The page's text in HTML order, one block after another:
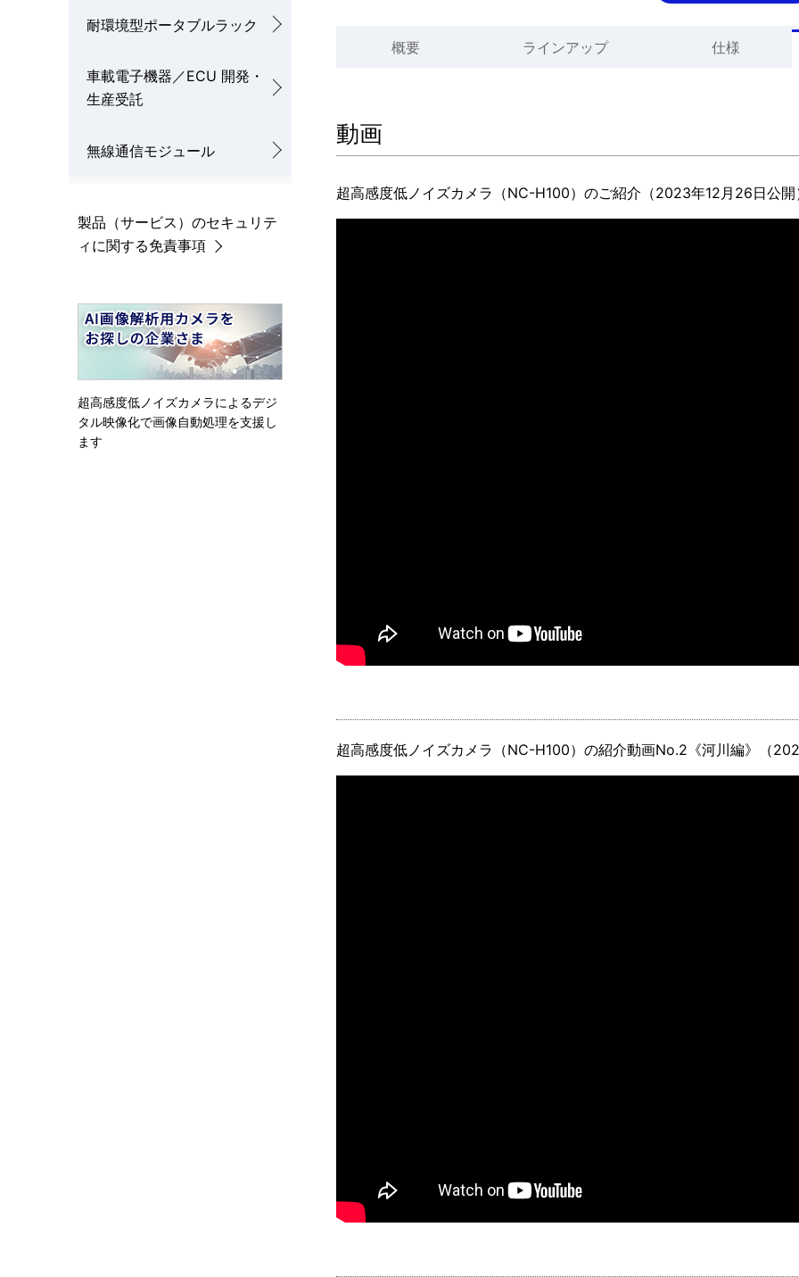
耐環境型ポータブルラック
車載電子機器／ECU 開発・
生産受託
無線通信モジュール
製品（サービス）のセキュリテ
ィに関する免責事項
超高感度低ノイズカメラによるデジ
タル映像化で画像自動処理を支援し
ます
概要 ラインアップ 仕様
動画
超高感度低ノイズカメラ（NC-H100）のご紹介（2023年12月26日公開
超高感度低ノイズカメラ（NC-H100）の紹介動画No.2《河川編》（